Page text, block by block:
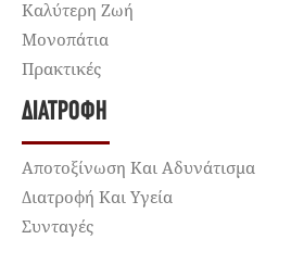
Καλύτερη Ζωή
Μονοπάτια
Πρακτικές
ΔΙΑΤΡΟΦΉ
Αποτοξίνωση Και Αδυνάτισμα
Διατροφή Και Υγεία
Συνταγές